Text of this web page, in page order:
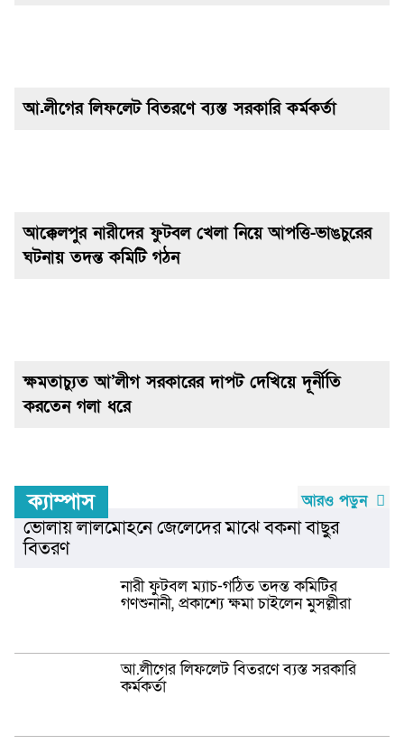
আ.লীগের লিফলেট বিতরণে ব্যস্ত সরকারি কর্মকর্তা
আক্কেলপুর নারীদের ফুটবল খেলা নিয়ে আপত্তি-ভাঙচুরের
ঘটনায় তদন্ত কমিটি গঠন
ক্ষমতাচ্যুত আ’লীগ সরকারের দাপট দেখিয়ে দূর্নীতি
করতেন গলা ধরে
ক্যাম্পাস আরও পড়ুন
ভোলায় লালমোহনে জেলেদের মাঝে বকনা বাছুর
বিতরণ
নারী ফুটবল ম্যাচ-গঠিত তদন্ত কমিটির
গণশুনানী, প্রকাশ্যে ক্ষমা চাইলেন মুসল্লীরা
আ.লীগের লিফলেট বিতরণে ব্যস্ত সরকারি
কর্মকর্তা